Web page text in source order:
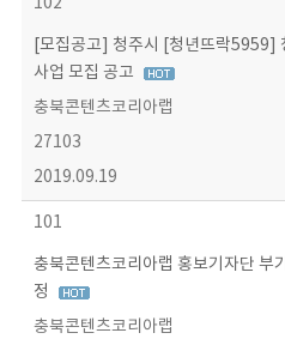
[모집공고] 청주시 [청년뜨락5959]
사업 모집 공고
충북콘텐츠코리아랩
27103
2019.09.19
101
충북콘텐츠코리아랩 홍보기자단 부
정
충북콘텐츠코리아랩